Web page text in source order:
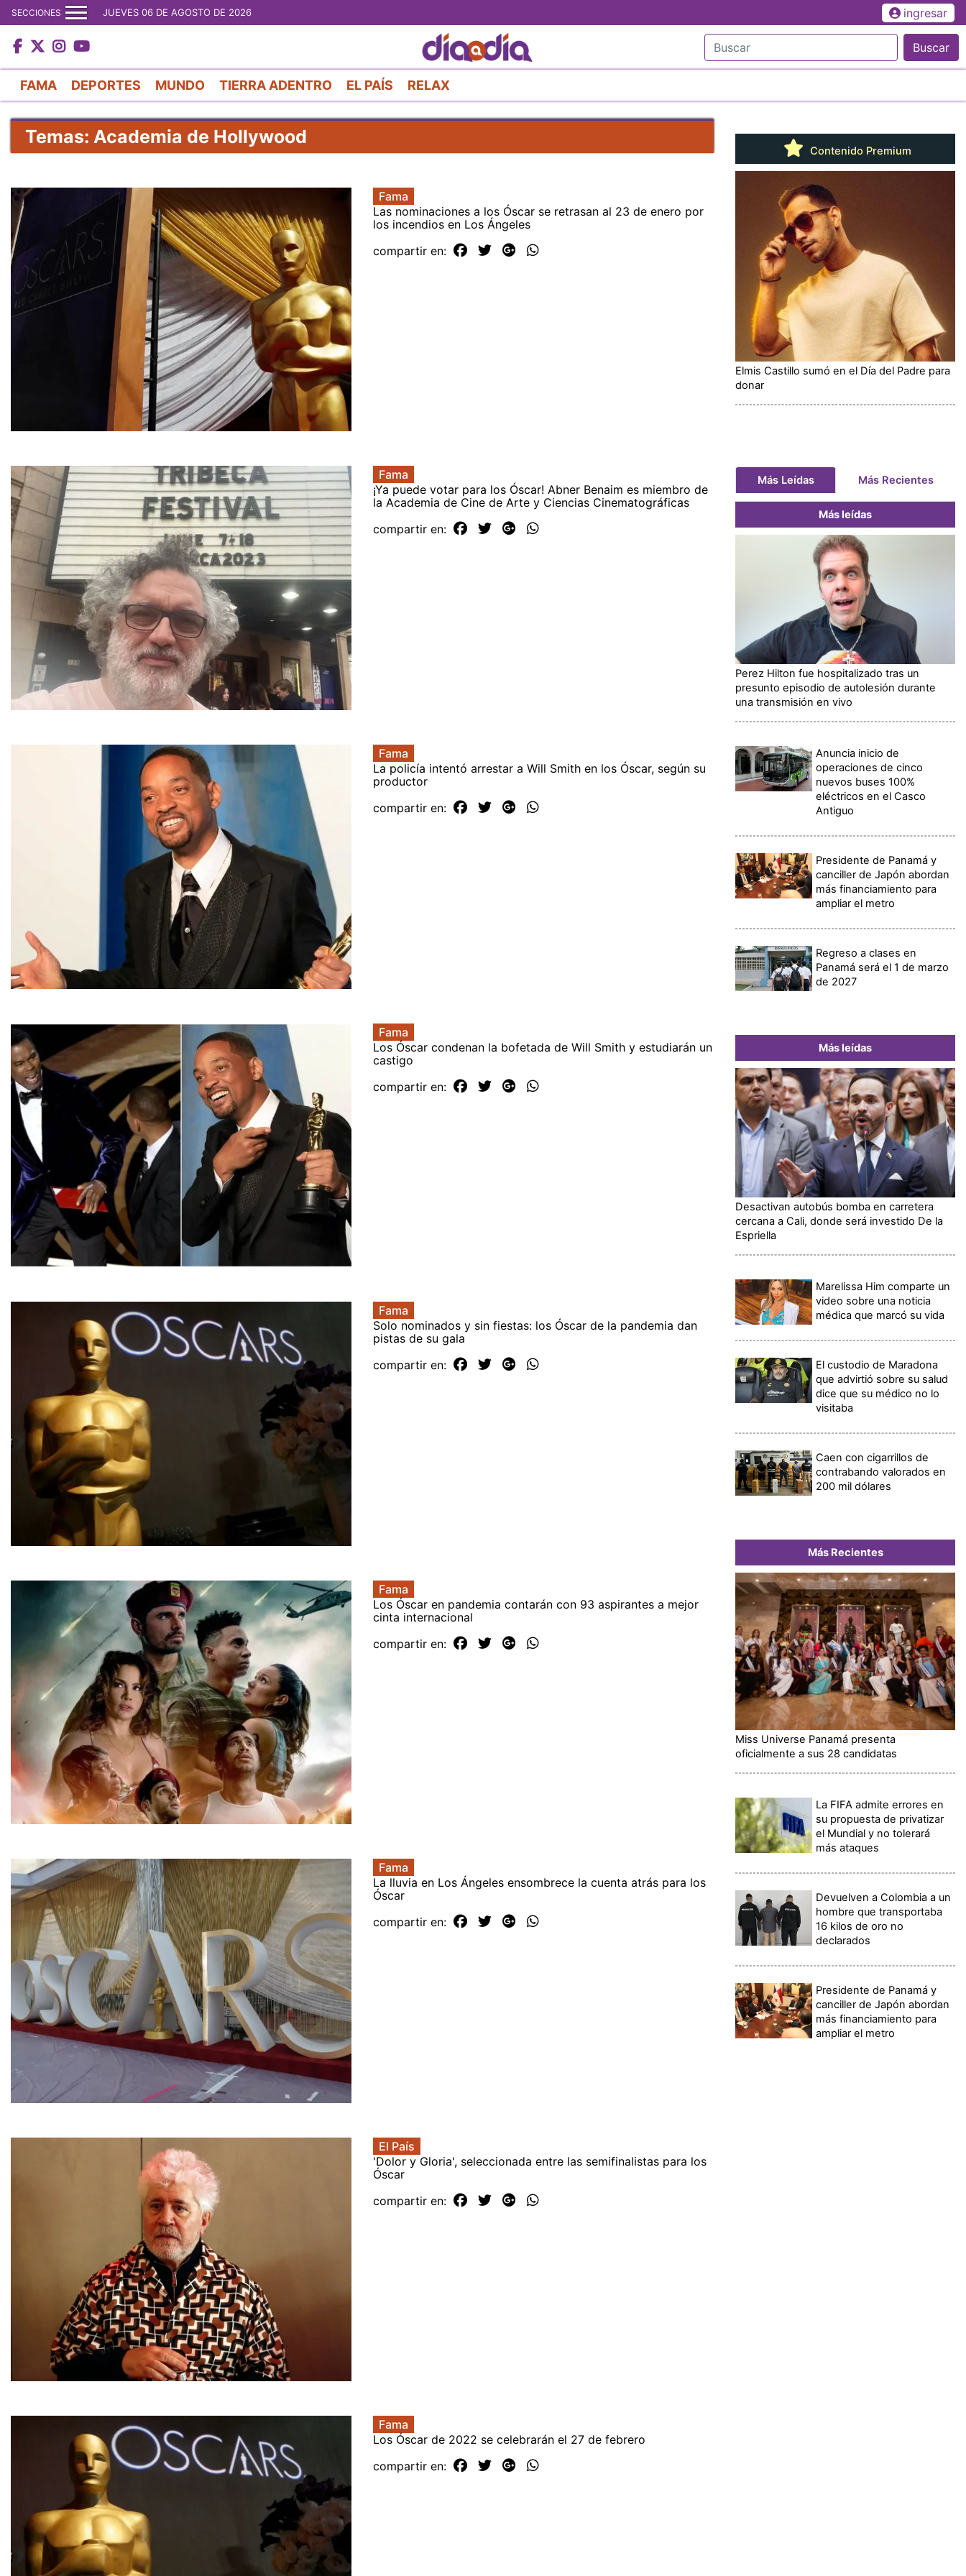
al
contenido
principal
SECCIONES JUEVES 06 DE AGOSTO DE 2026 ingresar
Buscar
FAMA DEPORTES MUNDO TIERRA ADENTRO EL PAÍS RELAX
Temas: Academia de Hollywood
Fama
Las nominaciones a los Óscar se retrasan al 23 de enero por
los incendios en Los Ángeles
compartir en:
Fama
¡Ya puede votar para los Óscar! Abner Benaim es miembro de
la Academia de Cine de Arte y Ciencias Cinematográficas
compartir en:
Fama
La policía intentó arrestar a Will Smith en los Óscar, según su
productor
compartir en:
Fama
Los Óscar condenan la bofetada de Will Smith y estudiarán un
castigo
compartir en:
Fama
Solo nominados y sin fiestas: los Óscar de la pandemia dan
pistas de su gala
compartir en:
Fama
Los Óscar en pandemia contarán con 93 aspirantes a mejor
cinta internacional
compartir en:
Fama
La lluvia en Los Ángeles ensombrece la cuenta atrás para los
Óscar
compartir en:
El País
'Dolor y Gloria', seleccionada entre las semifinalistas para los
Óscar
compartir en:
Fama
Los Óscar de 2022 se celebrarán el 27 de febrero
compartir en:
Contenido Premium
Elmis Castillo sumó en el Día del Padre para
donar
Más Leídas Más Recientes
Más leídas
Perez Hilton fue hospitalizado tras un
presunto episodio de autolesión durante
una transmisión en vivo
Anuncia inicio de
operaciones de cinco
nuevos buses 100%
eléctricos en el Casco
Antiguo
Presidente de Panamá y
canciller de Japón abordan
más financiamiento para
ampliar el metro
Regreso a clases en
Panamá será el 1 de marzo
de 2027
Más leídas
Desactivan autobús bomba en carretera
cercana a Cali, donde será investido De la
Espriella
Marelissa Him comparte un
video sobre una noticia
médica que marcó su vida
El custodio de Maradona
que advirtió sobre su salud
dice que su médico no lo
visitaba
Caen con cigarrillos de
contrabando valorados en
200 mil dólares
Más Recientes
Miss Universe Panamá presenta
oficialmente a sus 28 candidatas
La FIFA admite errores en
su propuesta de privatizar
el Mundial y no tolerará
más ataques
Devuelven a Colombia a un
hombre que transportaba
16 kilos de oro no
declarados
Presidente de Panamá y
canciller de Japón abordan
más financiamiento para
ampliar el metro